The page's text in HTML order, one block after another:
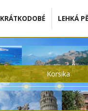
KRÁTKODOBÉ LEHKÁ
Korsika